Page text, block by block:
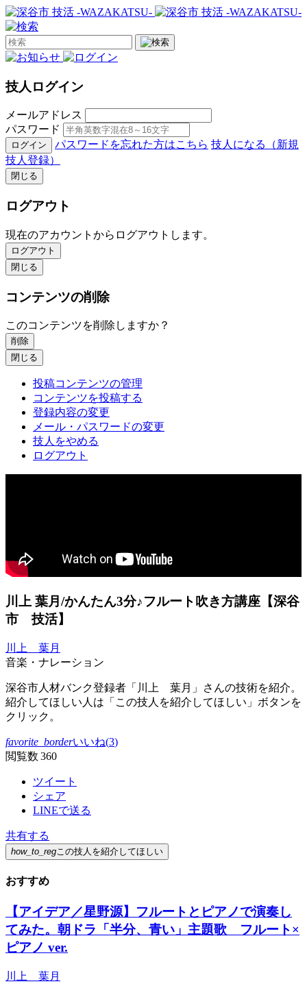
技人ログイン
メールアドレス
パスワード
ログイン パスワードを忘れた方はこちら 技人になる（新規
技人登録）
閉じる
ログアウト
現在のアカウントからログアウトします。
ログアウト
閉じる
コンテンツの削除
このコンテンツを削除しますか？
削除
閉じる
投稿コンテンツの管理
コンテンツを投稿する
登録内容の変更
メール・パスワードの変更
技人をやめる
ログアウト
川上 葉月/かんたん3分♪フルート吹き方講座【深谷
市 技活】
川上 葉月
音楽・ナレーション
深谷市人材バンク登録者「川上 葉月」さんの技術を紹介。
紹介してほしい人は「この技人を紹介してほしい」ボタンを
クリック。
favorite_borderいいね(3)
閲覧数 360
ツイート
シェア
LINEで送る
共有する
how_to_reg この技人を紹介してほしい
おすすめ
【アイデア／星野源】フルートとピアノで演奏し
てみた。朝ドラ「半分、青い」主題歌 フルート×
ピアノ ver.
川上 葉月